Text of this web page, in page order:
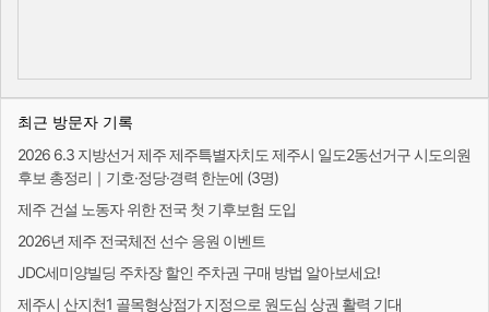
최근 방문자 기록
2026 6.3 지방선거 제주 제주특별자치도 제주시 일도2동선거구 시도의원
후보 총정리｜기호·정당·경력 한눈에 (3명)
제주 건설 노동자 위한 전국 첫 기후보험 도입
2026년 제주 전국체전 선수 응원 이벤트
JDC세미양빌딩 주차장 할인 주차권 구매 방법 알아보세요!
제주시 산지천1 골목형상점가 지정으로 원도심 상권 활력 기대